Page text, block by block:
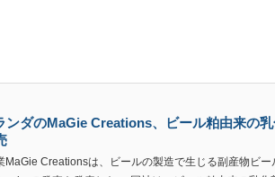
ダのMaGie Creations、ビール粕由来の乳
MaGie Creationsは、ビールの製造で生じる副産物ビー